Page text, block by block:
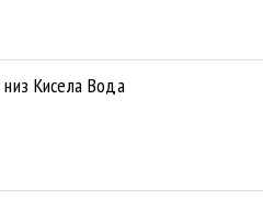
Кисела Вода